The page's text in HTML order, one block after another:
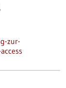
zur-